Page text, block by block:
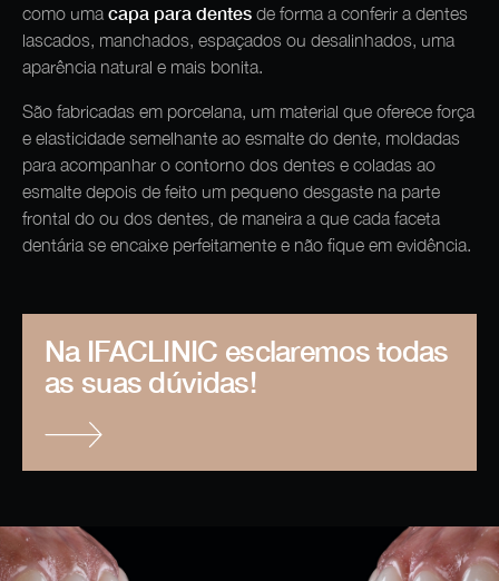
como uma capa para dentes de forma a conferir a dentes
lascados, manchados, espaçados ou desalinhados, uma
aparência natural e mais bonita.
São fabricadas em porcelana, um material que oferece força
e elasticidade semelhante ao esmalte do dente, moldadas
para acompanhar o contorno dos dentes e coladas ao
esmalte depois de feito um pequeno desgaste na parte
frontal do ou dos dentes, de maneira a que cada faceta
dentária se encaixe perfeitamente e não fique em evidência.
Na IFACLINIC esclaremos todas
as suas dúvidas!